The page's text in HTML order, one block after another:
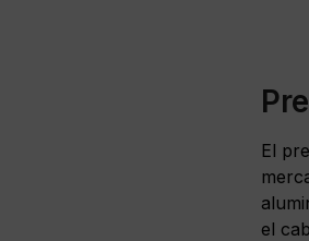
El
el